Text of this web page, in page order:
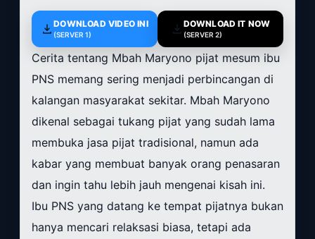
DOWNLOAD VIDEO INI
(SERVER 1)
DOWNLOAD IT NOW
(SERVER 2)
Cerita tentang Mbah Maryono pijat mesum ibu
PNS memang sering menjadi perbincangan di
kalangan masyarakat sekitar. Mbah Maryono
dikenal sebagai tukang pijat yang sudah lama
membuka jasa pijat tradisional, namun ada
kabar yang membuat banyak orang penasaran
dan ingin tahu lebih jauh mengenai kisah ini.
Ibu PNS yang datang ke tempat pijatnya bukan
hanya mencari relaksasi biasa, tetapi ada